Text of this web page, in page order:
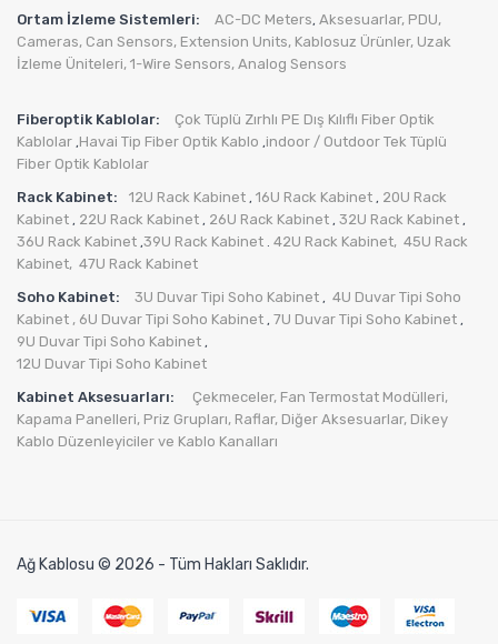
Ortam İzleme Sistemleri:
AC-DC Meters, Aksesuarlar, PDU,
Cameras, Can Sensors, Extension Units, Kablosuz Ürünler, Uzak
İzleme Üniteleri, 1-Wire Sensors, Analog Sensors
Fiberoptik Kablolar:
Çok Tüplü Zırhlı PE Dış Kılıflı Fiber Optik
Kablolar ,Havai Tip Fiber Optik Kablo ,indoor / Outdoor Tek Tüplü
Fiber Optik Kablolar
Rack Kabinet:
12U Rack Kabinet , 16U Rack Kabinet , 20U Rack
Kabinet , 22U Rack Kabinet , 26U Rack Kabinet , 32U Rack Kabinet ,
36U Rack Kabinet ,39U Rack Kabinet . 42U Rack Kabinet, 45U Rack
Kabinet, 47U Rack Kabinet
Soho Kabinet:
3U Duvar Tipi Soho Kabinet , 4U Duvar Tipi Soho
Kabinet , 6U Duvar Tipi Soho Kabinet , 7U Duvar Tipi Soho Kabinet ,
9U Duvar Tipi Soho Kabinet ,
12U Duvar Tipi Soho Kabinet
Kabinet Aksesuarları:
Çekmeceler, Fan Termostat Modülleri,
Kapama Panelleri, Priz Grupları, Raflar, Diğer Aksesuarlar, Dikey
Kablo Düzenleyiciler ve Kablo Kanalları
Ağ Kablosu © 2026 - Tüm Hakları Saklıdır.